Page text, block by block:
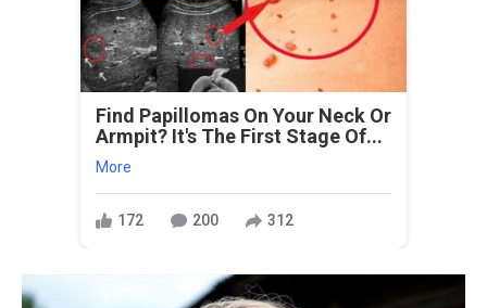
Find Papillomas On Your Neck Or
Armpit? It's The First Stage Of...
More
172 200 312